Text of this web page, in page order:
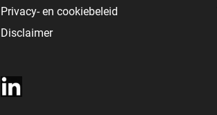
Privacy-en cookiebeleid
Disclaimer